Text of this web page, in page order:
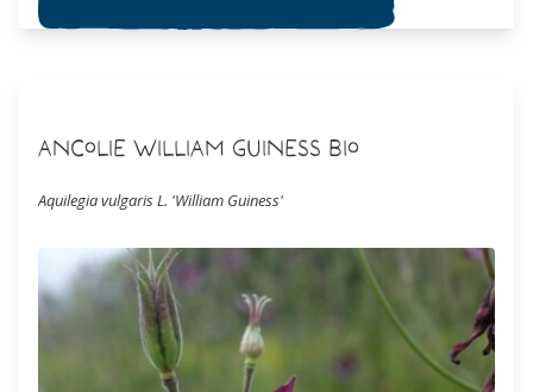
Ancolie William Guiness Bio
Aquilegia vulgaris L. 'William Guiness'